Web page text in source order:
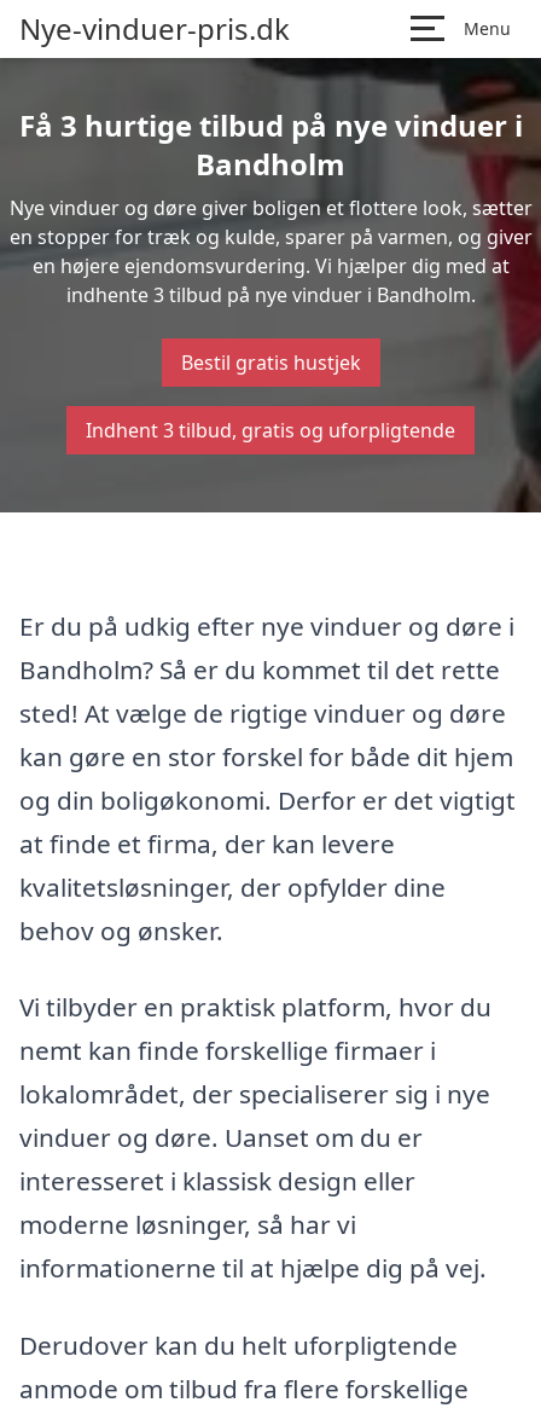
Nye-vinduer-pris.dk Menu
Få 3 hurtige tilbud på nye vinduer i
Bandholm
Nye vinduer og døre giver boligen et flottere look, sætter
en stopper for træk og kulde, sparer på varmen, og giver
en højere ejendomsvurdering. Vi hjælper dig med at
indhente 3 tilbud på nye vinduer i Bandholm.
Bestil gratis hustjek
Indhent 3 tilbud, gratis og uforpligtende
Er du på udkig efter nye vinduer og døre i
Bandholm? Så er du kommet til det rette
sted! At vælge de rigtige vinduer og døre
kan gøre en stor forskel for både dit hjem
og din boligøkonomi. Derfor er det vigtigt
at finde et firma, der kan levere
kvalitetsløsninger, der opfylder dine
behov og ønsker.
Vi tilbyder en praktisk platform, hvor du
nemt kan finde forskellige firmaer i
lokalområdet, der specialiserer sig i nye
vinduer og døre. Uanset om du er
interesseret i klassisk design eller
moderne løsninger, så har vi
informationerne til at hjælpe dig på vej.
Derudover kan du helt uforpligtende
anmode om tilbud fra flere forskellige